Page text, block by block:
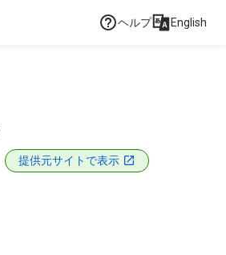
ヘルプ English
提供元サイトで表示